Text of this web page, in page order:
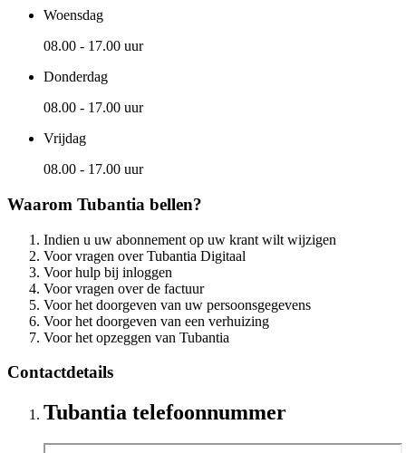
Woensdag
08.00 - 17.00 uur
Donderdag
08.00 - 17.00 uur
Vrijdag
08.00 - 17.00 uur
Waarom Tubantia bellen?
Indien u uw abonnement op uw krant wilt wijzigen
Voor vragen over Tubantia Digitaal
Voor hulp bij inloggen
Voor vragen over de factuur
Voor het doorgeven van uw persoonsgegevens
Voor het doorgeven van een verhuizing
Voor het opzeggen van Tubantia
Contactdetails
Tubantia telefoonnummer